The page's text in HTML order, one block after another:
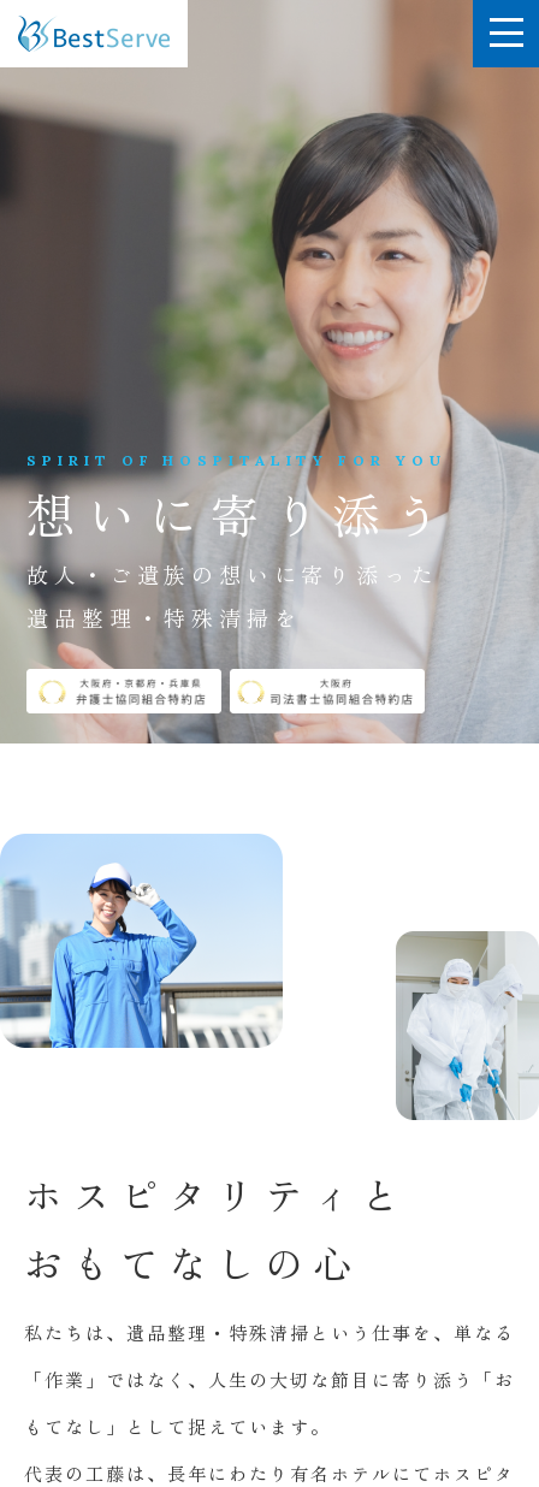
SPIRIT OF HOSPITALITY FOR YOU
想いに寄り添う
故人・ご遺族の想いに寄り添った
遺品整理・特殊清掃を
ホ ス ピ タ リ テ ィ と
お も て な し の 心
私たちは、遺品整理・特殊清掃という仕事を、単なる
「作業」ではなく、人生の大切な節目に寄り添う「お
もてなし」として捉えています。
代表の工藤は、長年にわたり有名ホテルにてホスピタ